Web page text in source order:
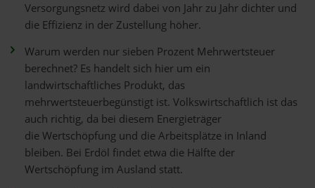
Versorgungsnetz wird dabei von Jahr zu Jahr dichter und
die Effizienz in der Zustellung höher.
Warum werden nur sieben Prozent Mehrwertsteuer
berechnet? Es handelt sich hier um ein
landwirtschaftliches Produkt, das
mehrwertsteuerbegünstigt ist. Volkswirtschaftlich ist das
auch richtig, da bei diesem Energieträger
die Wertschöpfung und die Arbeitsplätze in Inland
bleiben. Bei Erdöl findet etwa die Hälfte der
Wertschöpfung im Ausland statt.